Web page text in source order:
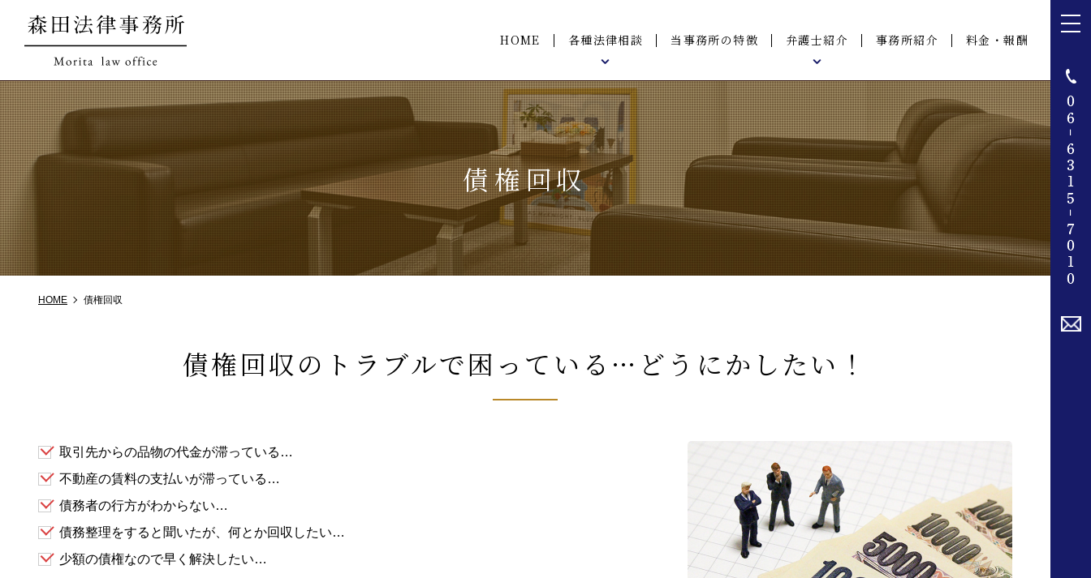
HOME 各種法律相談
ご相談の流れ
離婚問題
借金・債務整理
企業法務
遺産相続
不動産問題
交通事故
当事務所の特徴 弁護士紹介
弁護士紹介
弁護士インタビュー
事務所紹介 料金・報酬
債権回収
HOME 債権回収
債権回収のトラブルで困っている… どうにかしたい！
取引先からの品物の代金が滞っている…
不動産の賃料の支払いが滞っている…
債務者の行方がわからない…
債務整理をすると聞いたが、何とか回収したい…
少額の債権なので早く解決したい…